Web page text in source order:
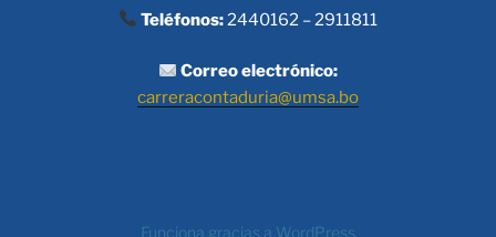
Teléfonos:2440162 – 2911811
Correo electrónico:
carreracontaduria@umsa.bo
Funciona gracias a WordPress